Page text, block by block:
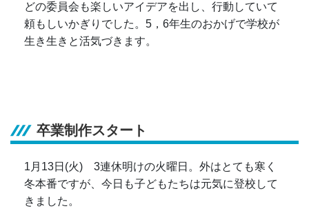
どの委員会も楽しいアイデアを出し、行動していて
頼もしいかぎりでした。5，6年生のおかげで学校が
生き生きと活気づきます。
卒業制作スタート
1月13日(火) 3連休明けの火曜日。外はとても寒く
冬本番ですが、今日も子どもたちは元気に登校して
きました。